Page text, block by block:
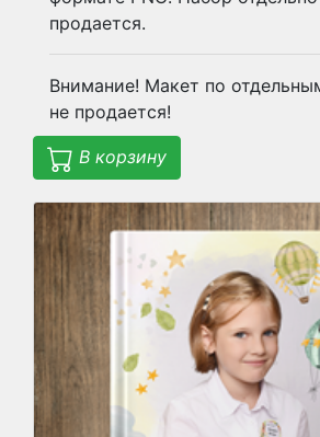
продается.
Внимание! Макет по
не продается!
В корзину